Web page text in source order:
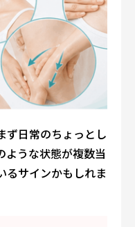
ず日常のちょっとし
ような状態が複数当
るサインかもしれま